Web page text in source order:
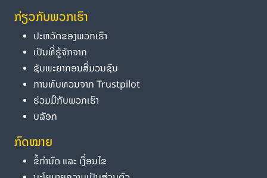
ກ່ຽວກັບພວກເຮົາ
ປະຫວັດຂອງພວກເຮົາ
ເປັນທີ່ຮູ້ຈັກຈາກ
ຊັບພະຍາກອນສື່ມວນຊົນ
ການທົບທວນຈາກ Trustpilot
ຮ່ວມມືກັບພວກເຮົາ
ບລັອກ
ກົດໝາຍ
ຂໍ້ກຳນົດ ແລະ ເງື່ອນໄຂ